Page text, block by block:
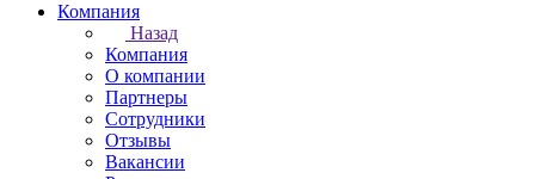
Компания
Назад
Компания
О компании
Партнеры
Сотрудники
Отзывы
Вакансии